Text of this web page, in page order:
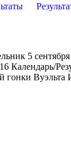
5
Календарь/
Вуэльта